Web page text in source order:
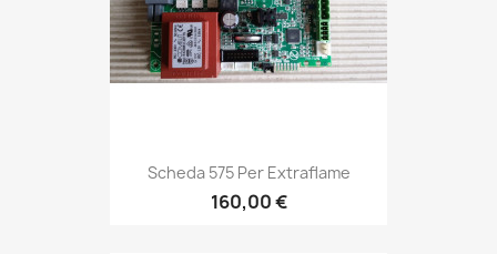
Scheda 575 Per Extraflame
160,00 €